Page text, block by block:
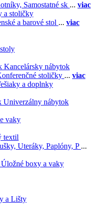
Samostatné sk ... viac
a stoličky
a barové stol ... viac
Kancelársky nábytok
stoličky ... viac
a doplnky
Univerzálny nábytok
vaky
textil
Uteráky, Paplóny, P ...
Úložné boxy a vaky
a Lišty